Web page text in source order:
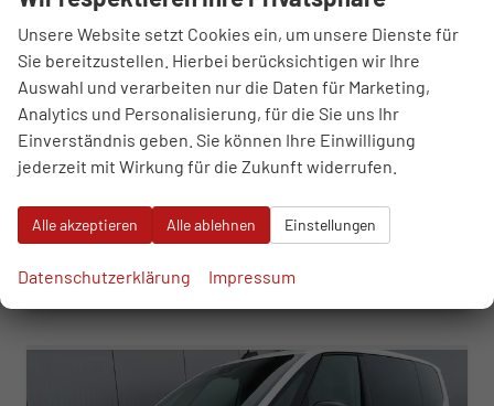
Fahrzeugnr. 109014 Getriebe Automatik
Kraftstoff Diesel Außenfarbe Puregrey
Leistung 110 kW (150 PS) Kilometerstand 10 km
01.11.2025
Verbrauch kombiniert:6,70 l/100km
CO2-Emissionen:175,00 g/km
Unsere Website setzt Cookies ein, um unsere Dienste für
Sie bereitzustellen. Hierbei berücksichtigen wir Ihre
Auswahl und verarbeiten nur die Daten für Marketing,
Analytics und Personalisierung, für die Sie uns Ihr
Einverständnis geben. Sie können Ihre Einwilligung
jederzeit mit Wirkung für die Zukunft widerrufen.
Alle akzeptieren Alle ablehnen Einstellungen
Datenschutzerklärung Impressum